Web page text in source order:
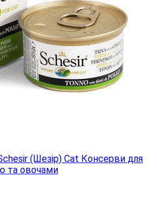
(Шезір) Cat Консерви для
та овочами